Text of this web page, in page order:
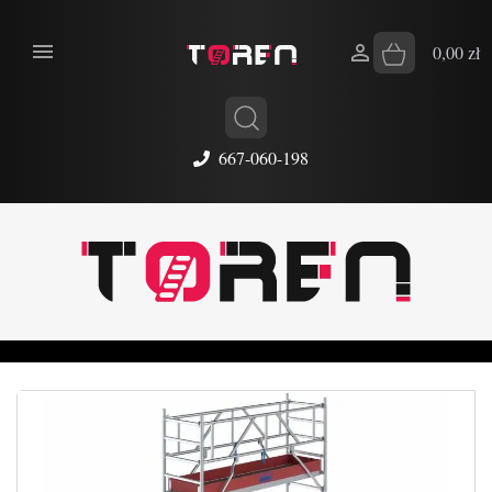
667-060-198
 0,00 zł
